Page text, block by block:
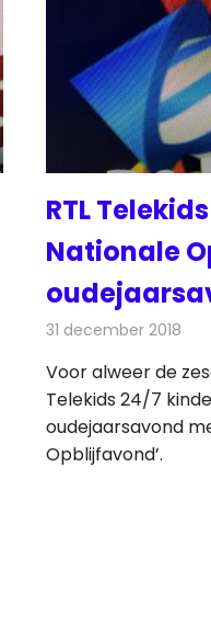
RTL
Nationale
31 december 2018
Voor alweer de
Telekids 24/7
oudejaarsavond
Opblijfavond’.